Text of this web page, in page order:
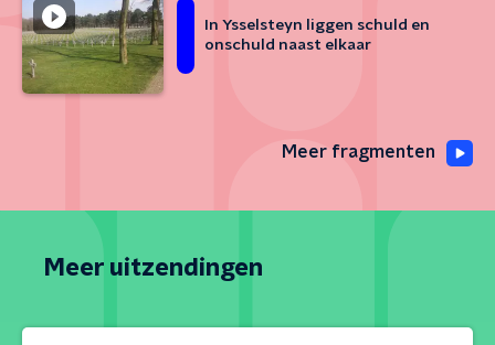
In Ysselsteyn liggen schuld en
onschuld naast elkaar
Meer fragmenten
Meer uitzendingen